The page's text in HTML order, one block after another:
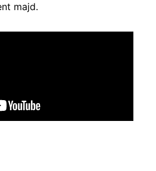
majd.